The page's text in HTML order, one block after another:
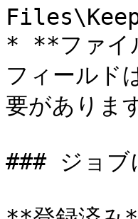
* **ファ
フィール
要がありま
### ジョブ